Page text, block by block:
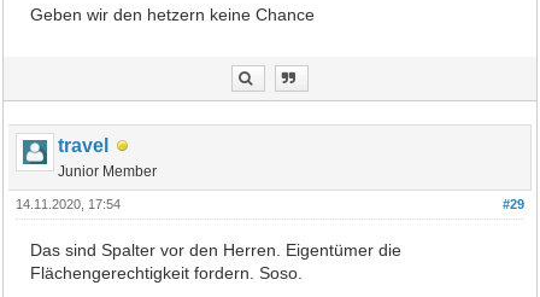
Geben wir den hetzern keine Chance
travel
Junior Member
#29
14.11.2020, 17:54
Das sind Spalter vor den Herren. Eigentümer die
Flächengerechtigkeit fordern. Soso.